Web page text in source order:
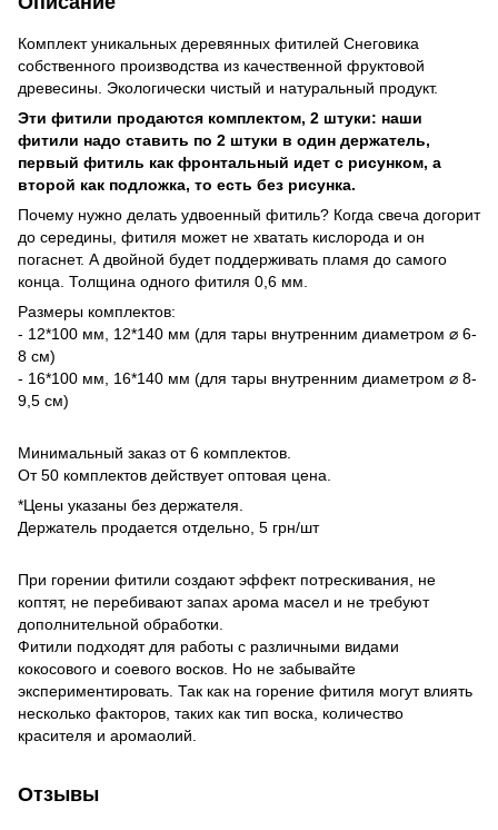
Комплект уникальных деревянных фитилей Снеговика
собственного производства из качественной фруктовой
древесины. Экологически чистый и натуральный продукт.
Эти фитили продаются комплектом, 2 штуки: наши
фитили надо ставить по 2 штуки в один держатель,
первый фитиль как фронтальный идет с рисунком, а
второй как подложка, то есть без рисунка.
Почему нужно делать удвоенный фитиль? Когда свеча догорит
до середины, фитиля может не хватать кислорода и он
погаснет. А двойной будет поддерживать пламя до самого
конца. Толщина одного фитиля 0,6 мм.
Размеры комплектов:
- 12*100 мм, 12*140 мм (для тары внутренним диаметром ⌀ 6-
8 см)
- 16*100 мм, 16*140 мм (для тары внутренним диаметром ⌀ 8-
9,5 см)
Минимальный заказ от 6 комплектов.
От 50 комплектов действует оптовая цена.
*Цены указаны без держателя.
Держатель продается отдельно, 5 грн/шт
При горении фитили создают эффект потрескивания, не
коптят, не перебивают запах арома масел и не требуют
дополнительной обработки.
Фитили подходят для работы с различными видами
кокосового и соевого восков. Но не забывайте
экспериментировать. Так как на горение фитиля могут влиять
несколько факторов, таких как тип воска, количество
красителя и аромаолий.
Отзывы